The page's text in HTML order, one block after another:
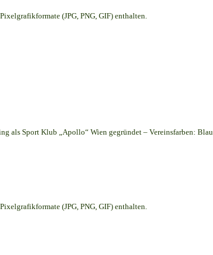
(JPG, PNG, GIF) enthalten.
als Sport Klub „Apollo“ Wien gegründet – Vereinsfarben:
(JPG, PNG, GIF) enthalten.